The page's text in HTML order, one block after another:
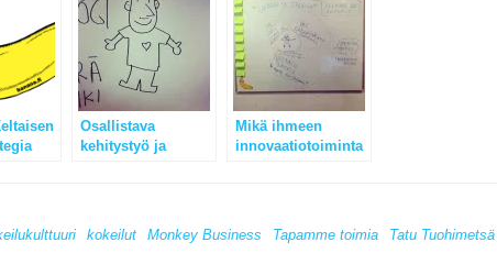
Osallistava
kehitystyö ja
Mikä ihmeen
innovaatiotoiminta
kokeilut Monkey Business Tapamme toimia
Tatu Tuohimetsä